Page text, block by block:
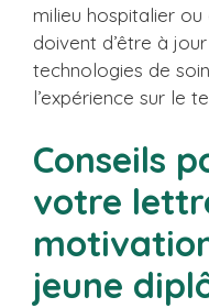
milieu hospitalier
doivent d’être à
technologies de
l’expérience sur le
Conseils
votre
jeune